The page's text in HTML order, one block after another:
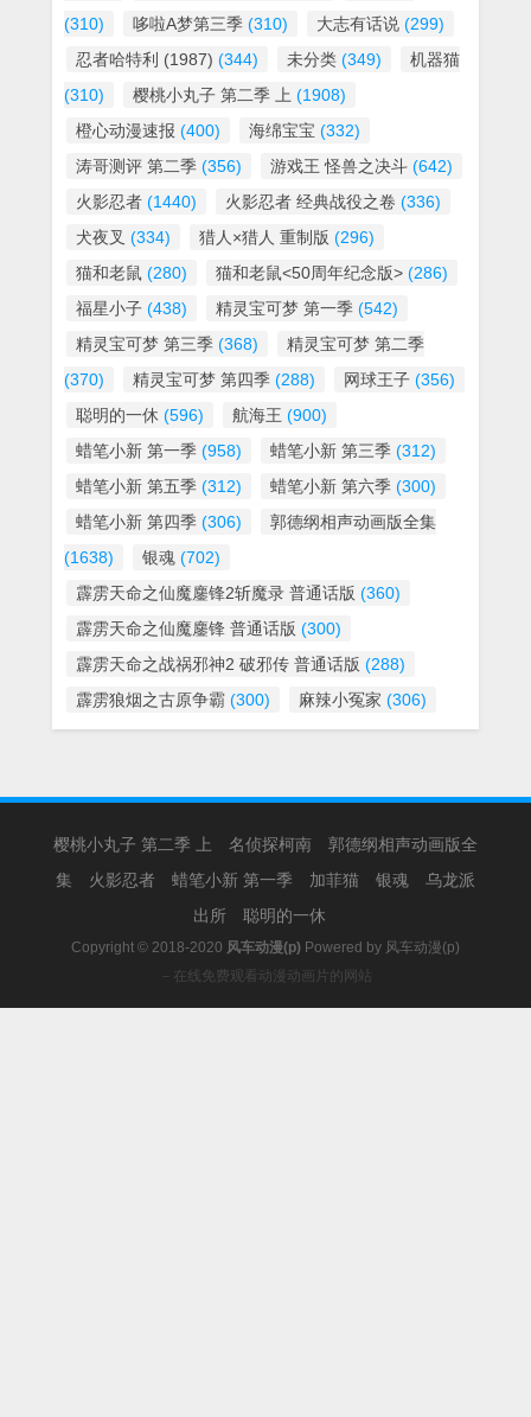
(310)
哆啦A梦第三季 (310) 大志有话说 (299)
忍者哈特利 (1987) (344) 未分类 (349)
机器猫
(310)
樱桃小丸子 第二季 上 (1908)
橙心动漫速报 (400) 海绵宝宝 (332)
涛哥测评 第二季 (356) 游戏王 怪兽之决斗 (642)
火影忍者 (1440) 火影忍者 经典战役之卷 (336)
犬夜叉 (334) 猎人×猎人 重制版 (296)
猫和老鼠 (280) 猫和老鼠<50周年纪念版> (286)
福星小子 (438) 精灵宝可梦 第一季 (542)
精灵宝可梦 第三季 (368)
精灵宝可梦 第二季
(370)
精灵宝可梦 第四季 (288) 网球王子 (356)
聪明的一休 (596) 航海王 (900)
蜡笔小新 第一季 (958) 蜡笔小新 第三季 (312)
蜡笔小新 第五季 (312) 蜡笔小新 第六季 (300)
蜡笔小新 第四季 (306)
郭德纲相声动画版全集
(1638)
银魂 (702)
霹雳天命之仙魔鏖锋2斩魔录 普通话版 (360)
霹雳天命之仙魔鏖锋 普通话版 (300)
霹雳天命之战祸邪神2 破邪传 普通话版 (288)
霹雳狼烟之古原争霸 (300) 麻辣小冤家 (306)
樱桃小丸子 第二季 上 名侦探柯南
郭德纲相声动画版全
集
火影忍者 蜡笔小新 第一季 加菲猫 银魂
乌龙派
出所
聪明的一休
Copyright © 2018-2020 风车动漫(p) Powered by 风车动漫(p)
－在线免费观看动漫动画片的网站